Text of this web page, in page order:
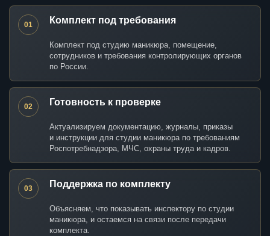
01 Комплект под требования
Комплект под студию маникюра, помещение,
сотрудников и требования контролирующих органов
по России.
02 Готовность к проверке
Актуализируем документацию, журналы, приказы
и инструкции для студии маникюра по требованиям
Роспотребнадзора, МЧС, охраны труда и кадров.
03 Поддержка по комплекту
Объясняем, что показывать инспектору по студии
маникюра, и остаемся на связи после передачи
комплекта.